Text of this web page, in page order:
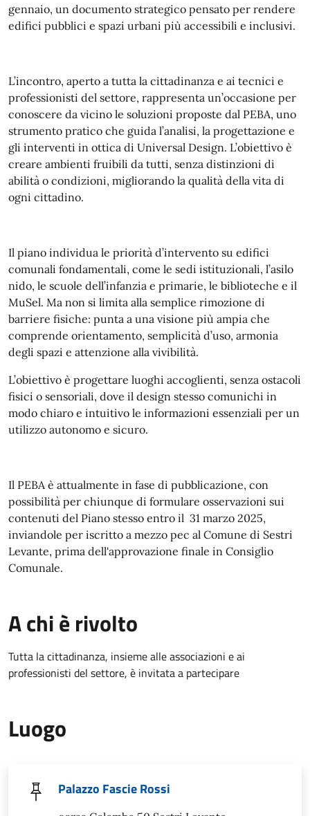
gennaio, un documento strategico pensato per rendere
edifici pubblici e spazi urbani più accessibili e inclusivi.
L’incontro, aperto a tutta la cittadinanza e ai tecnici e
professionisti del settore, rappresenta un’occasione per
conoscere da vicino le soluzioni proposte dal PEBA, uno
strumento pratico che guida l’analisi, la progettazione e
gli interventi in ottica di Universal Design. L’obiettivo è
creare ambienti fruibili da tutti, senza distinzioni di
abilità o condizioni, migliorando la qualità della vita di
ogni cittadino.
Il piano individua le priorità d’intervento su edifici
comunali fondamentali, come le sedi istituzionali, l’asilo
nido, le scuole dell’infanzia e primarie, le biblioteche e il
MuSel. Ma non si limita alla semplice rimozione di
barriere fisiche: punta a una visione più ampia che
comprende orientamento, semplicità d’uso, armonia
degli spazi e attenzione alla vivibilità.
L’obiettivo è progettare luoghi accoglienti, senza ostacoli
fisici o sensoriali, dove il design stesso comunichi in
modo chiaro e intuitivo le informazioni essenziali per un
utilizzo autonomo e sicuro.
Il PEBA è attualmente in fase di pubblicazione, con
possibilità per chiunque di formulare osservazioni sui
contenuti del Piano stesso entro il 31 marzo 2025,
inviandole per iscritto a mezzo pec al Comune di Sestri
Levante, prima dell'approvazione finale in Consiglio
Comunale.
A chi è rivolto
Tutta la cittadinanza, insieme alle associazioni e ai
professionisti del settore, è invitata a partecipare
Luogo
Palazzo Fascie Rossi